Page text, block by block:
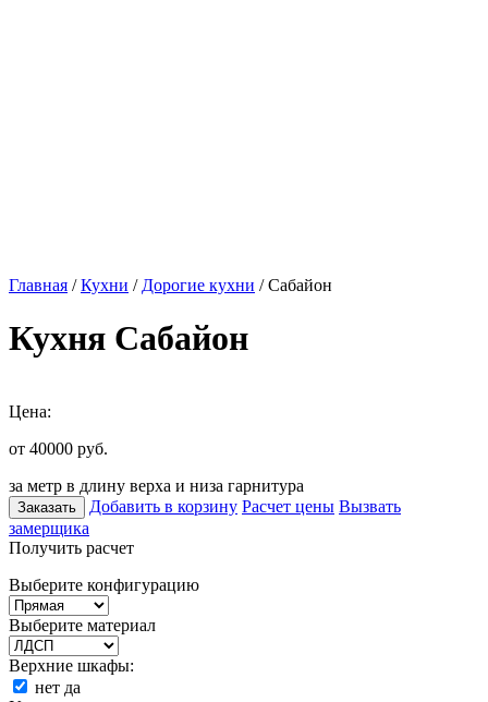
Главная /Кухни / Дорогие кухни / Сабайон
Кухня Сабайон
Цена:
от 40000 руб.
за метр в длину верха и низа гарнитура
Заказать Добавить в корзину Расчет цены Вызвать
замерщика
Получить расчет
Выберите конфигурацию
Выберите материал
Верхние шкафы:
нет да